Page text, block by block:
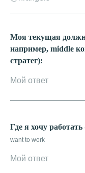
Моя текущая
например, middle
стратег):
Где я хочу
want to work